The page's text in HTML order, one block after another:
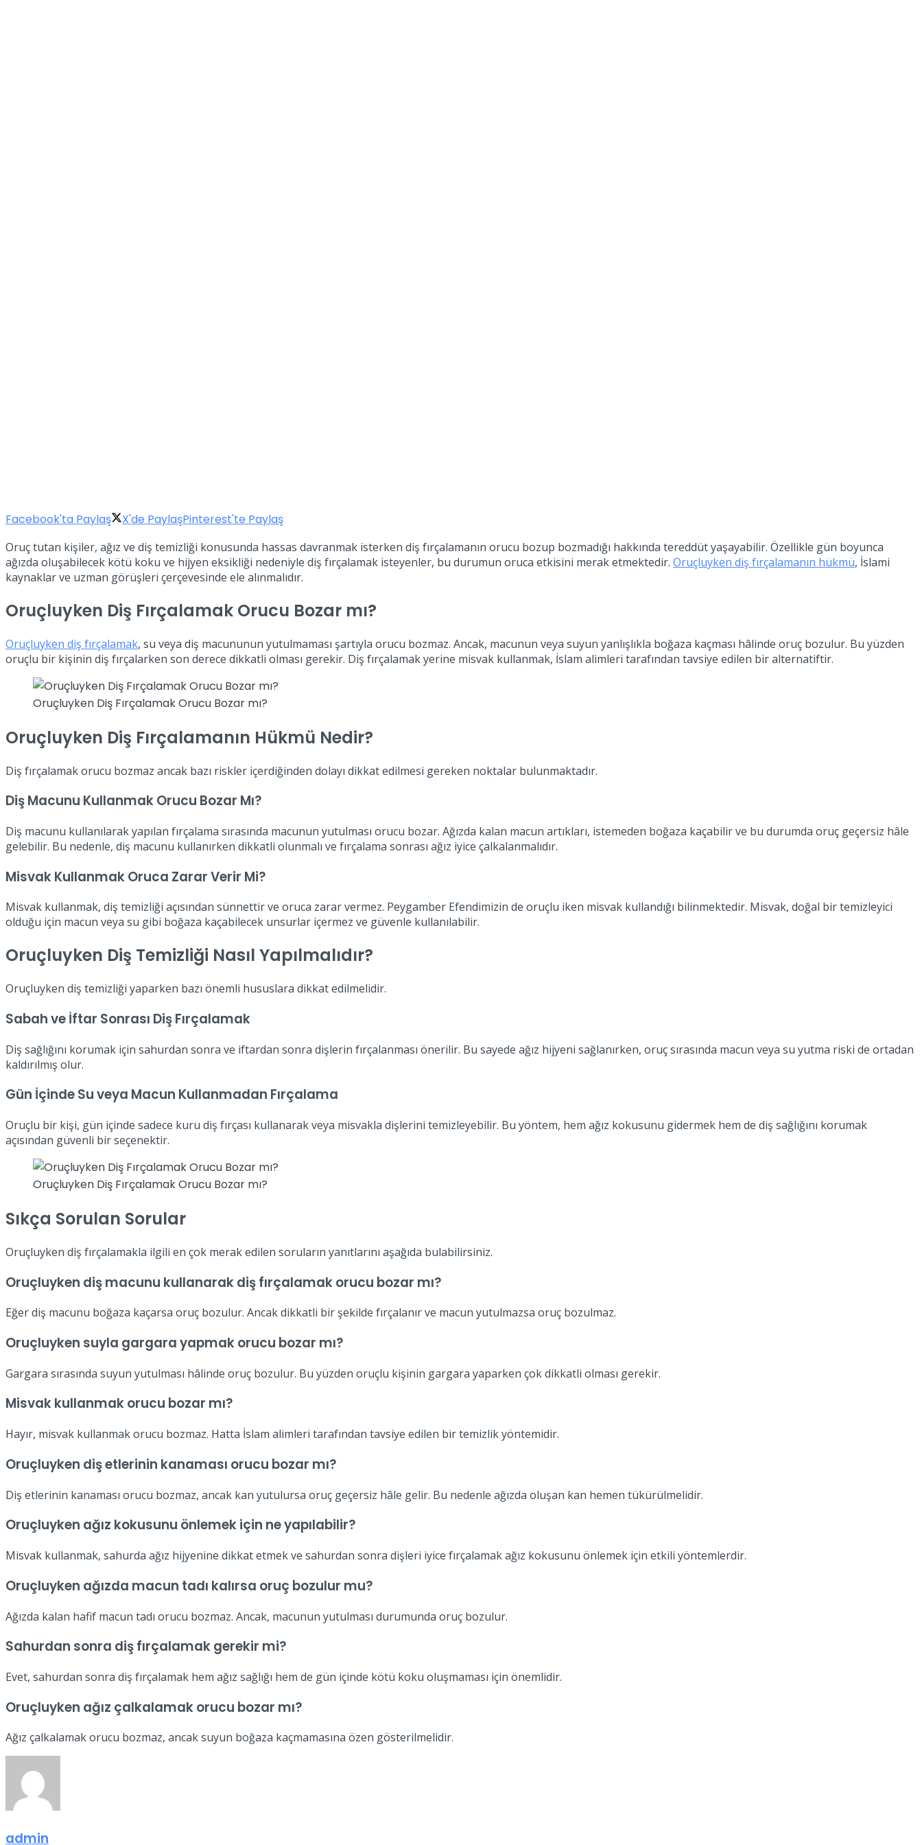
Facebook'ta Paylaş X'de PaylaşPinterest'te Paylaş
Oruç tutan kişiler, ağız ve diş temizliği konusunda hassas davranmak isterken diş fırçalamanın orucu bozup bozmadığı hakkında tereddüt yaşayabilir. Özellikle gün boyunca
ağızda oluşabilecek kötü koku ve hijyen eksikliği nedeniyle diş fırçalamak isteyenler, bu durumun oruca etkisini merak etmektedir. Oruçluyken diş fırçalamanın hükmü, İslami
kaynaklar ve uzman görüşleri çerçevesinde ele alınmalıdır.
Oruçluyken Diş Fırçalamak Orucu Bozar mı?
Oruçluyken diş fırçalamak, su veya diş macununun yutulmaması şartıyla orucu bozmaz. Ancak, macunun veya suyun yanlışlıkla boğaza kaçması hâlinde oruç bozulur. Bu yüzden
oruçlu bir kişinin diş fırçalarken son derece dikkatli olması gerekir. Diş fırçalamak yerine misvak kullanmak, İslam alimleri tarafından tavsiye edilen bir alternatiftir.
Oruçluyken Diş Fırçalamak Orucu Bozar mı?
Oruçluyken Diş Fırçalamanın Hükmü Nedir?
Diş fırçalamak orucu bozmaz ancak bazı riskler içerdiğinden dolayı dikkat edilmesi gereken noktalar bulunmaktadır.
Diş Macunu Kullanmak Orucu Bozar Mı?
Diş macunu kullanılarak yapılan fırçalama sırasında macunun yutulması orucu bozar. Ağızda kalan macun artıkları, istemeden boğaza kaçabilir ve bu durumda oruç geçersiz hâle
gelebilir. Bu nedenle, diş macunu kullanırken dikkatli olunmalı ve fırçalama sonrası ağız iyice çalkalanmalıdır.
Misvak Kullanmak Oruca Zarar Verir Mi?
Misvak kullanmak, diş temizliği açısından sünnettir ve oruca zarar vermez. Peygamber Efendimizin de oruçlu iken misvak kullandığı bilinmektedir. Misvak, doğal bir temizleyici
olduğu için macun veya su gibi boğaza kaçabilecek unsurlar içermez ve güvenle kullanılabilir.
Oruçluyken Diş Temizliği Nasıl Yapılmalıdır?
Oruçluyken diş temizliği yaparken bazı önemli hususlara dikkat edilmelidir.
Sabah ve İftar Sonrası Diş Fırçalamak
Diş sağlığını korumak için sahurdan sonra ve iftardan sonra dişlerin fırçalanması önerilir. Bu sayede ağız hijyeni sağlanırken, oruç sırasında macun veya su yutma riski de ortadan
kaldırılmış olur.
Gün İçinde Su veya Macun Kullanmadan Fırçalama
Oruçlu bir kişi, gün içinde sadece kuru diş fırçası kullanarak veya misvakla dişlerini temizleyebilir. Bu yöntem, hem ağız kokusunu gidermek hem de diş sağlığını korumak
açısından güvenli bir seçenektir.
Oruçluyken Diş Fırçalamak Orucu Bozar mı?
Sıkça Sorulan Sorular
Oruçluyken diş fırçalamakla ilgili en çok merak edilen soruların yanıtlarını aşağıda bulabilirsiniz.
Oruçluyken diş macunu kullanarak diş fırçalamak orucu bozar mı?
Eğer diş macunu boğaza kaçarsa oruç bozulur. Ancak dikkatli bir şekilde fırçalanır ve macun yutulmazsa oruç bozulmaz.
Oruçluyken suyla gargara yapmak orucu bozar mı?
Gargara sırasında suyun yutulması hâlinde oruç bozulur. Bu yüzden oruçlu kişinin gargara yaparken çok dikkatli olması gerekir.
Misvak kullanmak orucu bozar mı?
Hayır, misvak kullanmak orucu bozmaz. Hatta İslam alimleri tarafından tavsiye edilen bir temizlik yöntemidir.
Oruçluyken diş etlerinin kanaması orucu bozar mı?
Diş etlerinin kanaması orucu bozmaz, ancak kan yutulursa oruç geçersiz hâle gelir. Bu nedenle ağızda oluşan kan hemen tükürülmelidir.
Oruçluyken ağız kokusunu önlemek için ne yapılabilir?
Misvak kullanmak, sahurda ağız hijyenine dikkat etmek ve sahurdan sonra dişleri iyice fırçalamak ağız kokusunu önlemek için etkili yöntemlerdir.
Oruçluyken ağızda macun tadı kalırsa oruç bozulur mu?
Ağızda kalan hafif macun tadı orucu bozmaz. Ancak, macunun yutulması durumunda oruç bozulur.
Sahurdan sonra diş fırçalamak gerekir mi?
Evet, sahurdan sonra diş fırçalamak hem ağız sağlığı hem de gün içinde kötü koku oluşmaması için önemlidir.
Oruçluyken ağız çalkalamak orucu bozar mı?
Ağız çalkalamak orucu bozmaz, ancak suyun boğaza kaçmamasına özen gösterilmelidir.
admin